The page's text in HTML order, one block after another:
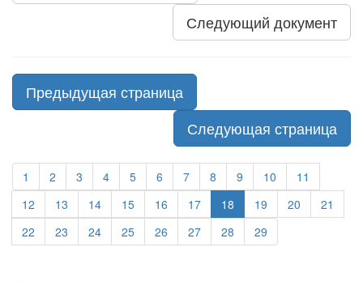
Следующий документ
Предыдущая страница
Следующая страница
1 2 3 4 5 6 7 8 9 10
11
12
13 14 15 16 17 18 19 20
21
22
23 24 25 26 27 28 29